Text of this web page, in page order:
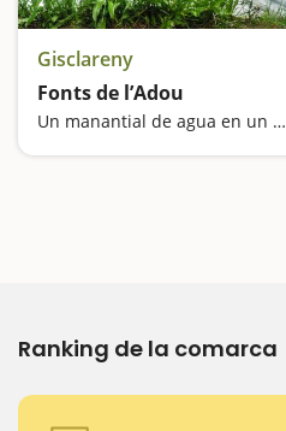
Gisclareny
Fonts de l’Adou
Un manantial de agua en un sitio virgen
Ranking de la comarca